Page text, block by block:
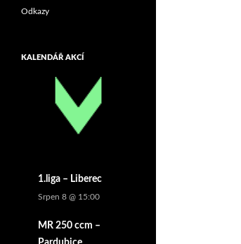
Odkazy
KALENDÁŘ AKCÍ
1.liga – Liberec
Srpen 8 @ 15:00
MR 250 ccm –